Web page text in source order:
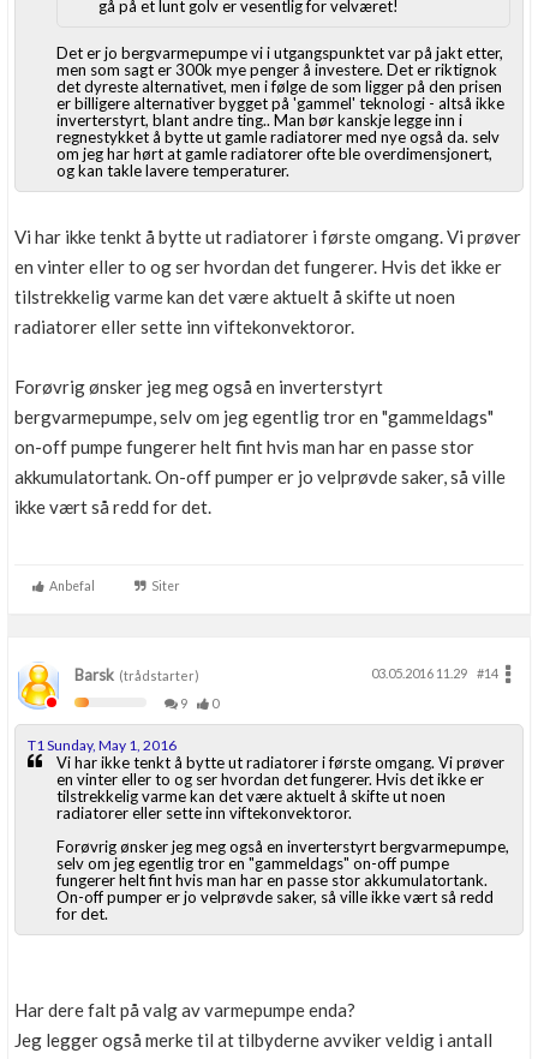
gå på et lunt golv er vesentlig for velværet!
Det er jo bergvarmepumpe vi i utgangspunktet var på jakt etter,
men som sagt er 300k mye penger å investere. Det er riktignok
det dyreste alternativet, men i følge de som ligger på den prisen
er billigere alternativer bygget på 'gammel' teknologi - altså ikke
inverterstyrt, blant andre ting.. Man bør kanskje legge inn i
regnestykket å bytte ut gamle radiatorer med nye også da. selv
om jeg har hørt at gamle radiatorer ofte ble overdimensjonert,
og kan takle lavere temperaturer.
Vi har ikke tenkt å bytte ut radiatorer i første omgang. Vi prøver
en vinter eller to og ser hvordan det fungerer. Hvis det ikke er
tilstrekkelig varme kan det være aktuelt å skifte ut noen
radiatorer eller sette inn viftekonvektoror.
Forøvrig ønsker jeg meg også en inverterstyrt
bergvarmepumpe, selv om jeg egentlig tror en "gammeldags"
on-off pumpe fungerer helt fint hvis man har en passe stor
akkumulatortank. On-off pumper er jo velprøvde saker, så ville
ikke vært så redd for det.
Anbefal Siter
Barsk (trådstarter) 03.05.2016 11.29
#14
9
0
T1 Sunday, May 1, 2016
Vi har ikke tenkt å bytte ut radiatorer i første omgang. Vi prøver
en vinter eller to og ser hvordan det fungerer. Hvis det ikke er
tilstrekkelig varme kan det være aktuelt å skifte ut noen
radiatorer eller sette inn viftekonvektoror.
Forøvrig ønsker jeg meg også en inverterstyrt bergvarmepumpe,
selv om jeg egentlig tror en "gammeldags" on-off pumpe
fungerer helt fint hvis man har en passe stor akkumulatortank.
On-off pumper er jo velprøvde saker, så ville ikke vært så redd
for det.
Har dere falt på valg av varmepumpe enda?
Jeg legger også merke til at tilbyderne avviker veldig i antall